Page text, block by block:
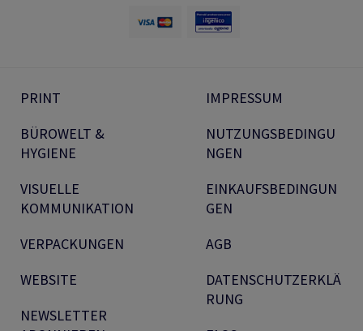
PRINT
BÜROWELT &
HYGIENE
VISUELLE
KOMMUNIKATION
VERPACKUNGEN
WEBSITE
NEWSLETTER
IMPRESSUM
NUTZUNGSBEDINGU
NGEN
EINKAUFSBEDINGUN
GEN
AGB
DATENSCHUTZERKLÄ
RUNG